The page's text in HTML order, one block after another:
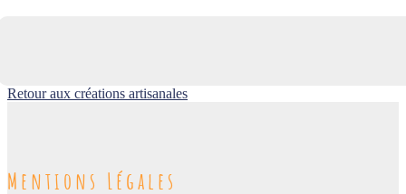
Retour aux créations artisanales
Mentions Légales